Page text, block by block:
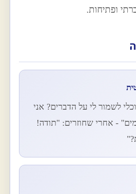
ופתיחות.
לשמור לי על הדברים? אני
- אחרי שחוזרים: "תודה!